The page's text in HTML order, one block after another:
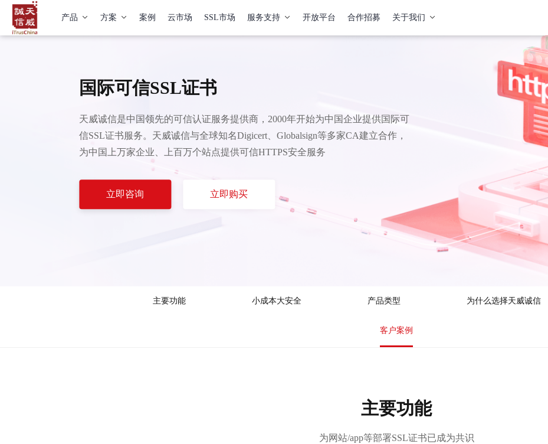
产品 方案 案例 云市场 SSL市场 服务支持 开放平台 合作招募 关于我们
国际可信SSL证书
天威诚信是中国领先的可信认证服务提供商，2000年开始为中国企业提供国际可
信SSL证书服务。天威诚信与全球知名Digicert、Globalsign等多家CA建立合作，
为中国上万家企业、上百万个站点提供可信HTTPS安全服务
立即咨询 立即购买
主要功能 小成本大安全 产品类型 为什么选择天威诚信
客户案例
主要功能
为网站/app等部署SSL证书已成为共识